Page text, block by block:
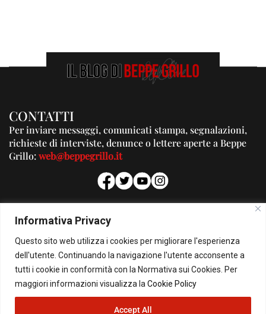
Informativa Privacy
Questo sito web utilizza i cookies per migliorare l'esperienza
dell'utente. Continuando la navigazione l'utente acconsente a
tutti i cookie in conformità con la Normativa sui Cookies. Per
maggiori informazioni visualizza la Cookie Policy
Accept All
CONTATTI
Per inviare messaggi, comunicati stampa, segnalazioni,
richieste di interviste, denunce o lettere aperte a Beppe
Grillo:web@beppegrillo.it
PUBBLICITA'
Per la tua pubblicità su questo Blog:
pubblicita@beppegrillo.it
© Copyright 2026 - Il Blog di Beppe Grillo. All Rights Reserved - Powered by